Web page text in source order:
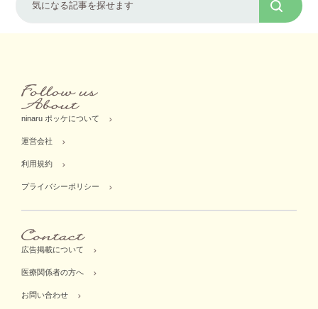
ninaru ポッケについて
運営会社
利用規約
プライバシーポリシー
広告掲載について
医療関係者の方へ
お問い合わせ